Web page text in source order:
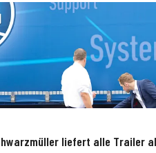
liefert alle Trailer